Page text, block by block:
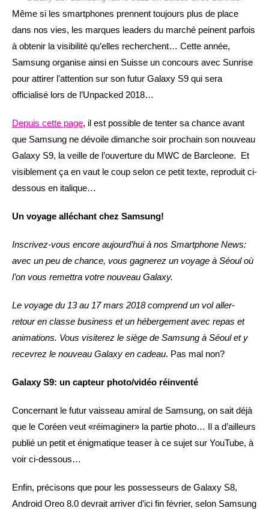
Même si les smartphones prennent toujours plus de place
dans nos vies, les marques leaders du marché peinent parfois
à obtenir la visibilité qu’elles recherchent… Cette année,
Samsung organise ainsi en Suisse un concours avec Sunrise
pour attirer l’attention sur son futur Galaxy S9 qui sera
officialisé lors de l’Unpacked 2018…
Depuis cette page, il est possible de tenter sa chance avant
que Samsung ne dévoile dimanche soir prochain son nouveau
Galaxy S9, la veille de l’ouverture du MWC de Barcleone. Et
visiblement ça en vaut le coup selon ce petit texte, reproduit ci-
dessous en italique…
Un voyage alléchant chez Samsung!
Inscrivez-vous encore aujourd’hui à nos Smartphone News:
avec un peu de chance, vous gagnerez un voyage à Séoul où
l’on vous remettra votre nouveau Galaxy.
Le voyage du 13 au 17 mars 2018 comprend un vol aller-
retour en classe business et un hébergement avec repas et
animations. Vous visiterez le siège de Samsung à Séoul et y
recevrez le nouveau Galaxy en cadeau. Pas mal non?
Galaxy S9: un capteur photo/vidéo réinventé
Concernant le futur vaisseau amiral de Samsung, on sait déjà
que le Coréen veut «réimaginer» la partie photo… Il a d’ailleurs
publié un petit et énigmatique teaser à ce sujet sur YouTube, à
voir ci-dessous…
Enfin, précisons que pour les possesseurs de Galaxy S8,
Android Oreo 8.0 devrait arriver d’ici fin février, selon Samsung